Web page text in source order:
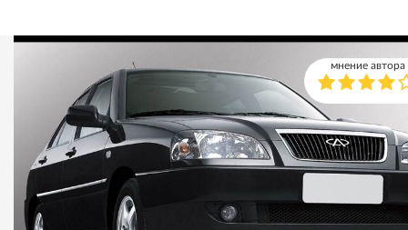
мнение автора